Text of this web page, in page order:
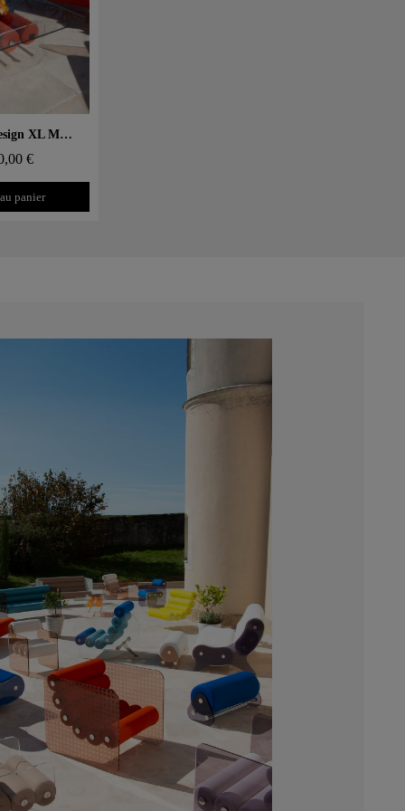
rapide Table basse design XL MW – Plateau en Verre, cylindre mousse alvéolaire
€
panier